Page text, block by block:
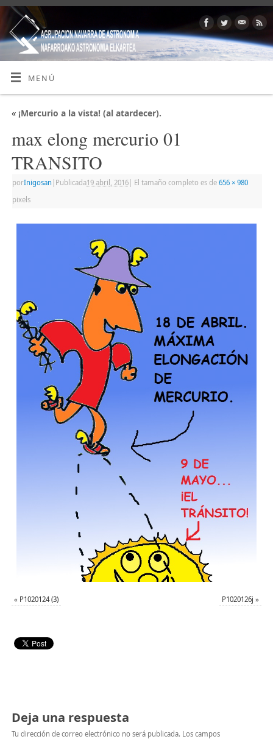
MENÚ
«¡Mercurio a la vista! (al atardecer).
max elong mercurio 01
TRANSITO
porInigosan Publicada19 abril, 2016| El tamaño completo es de 656 × 980
pixels
« P1020124 (3) P1020126j »
Deja una respuesta
Tu dirección de correo electrónico no será publicada. Los campos